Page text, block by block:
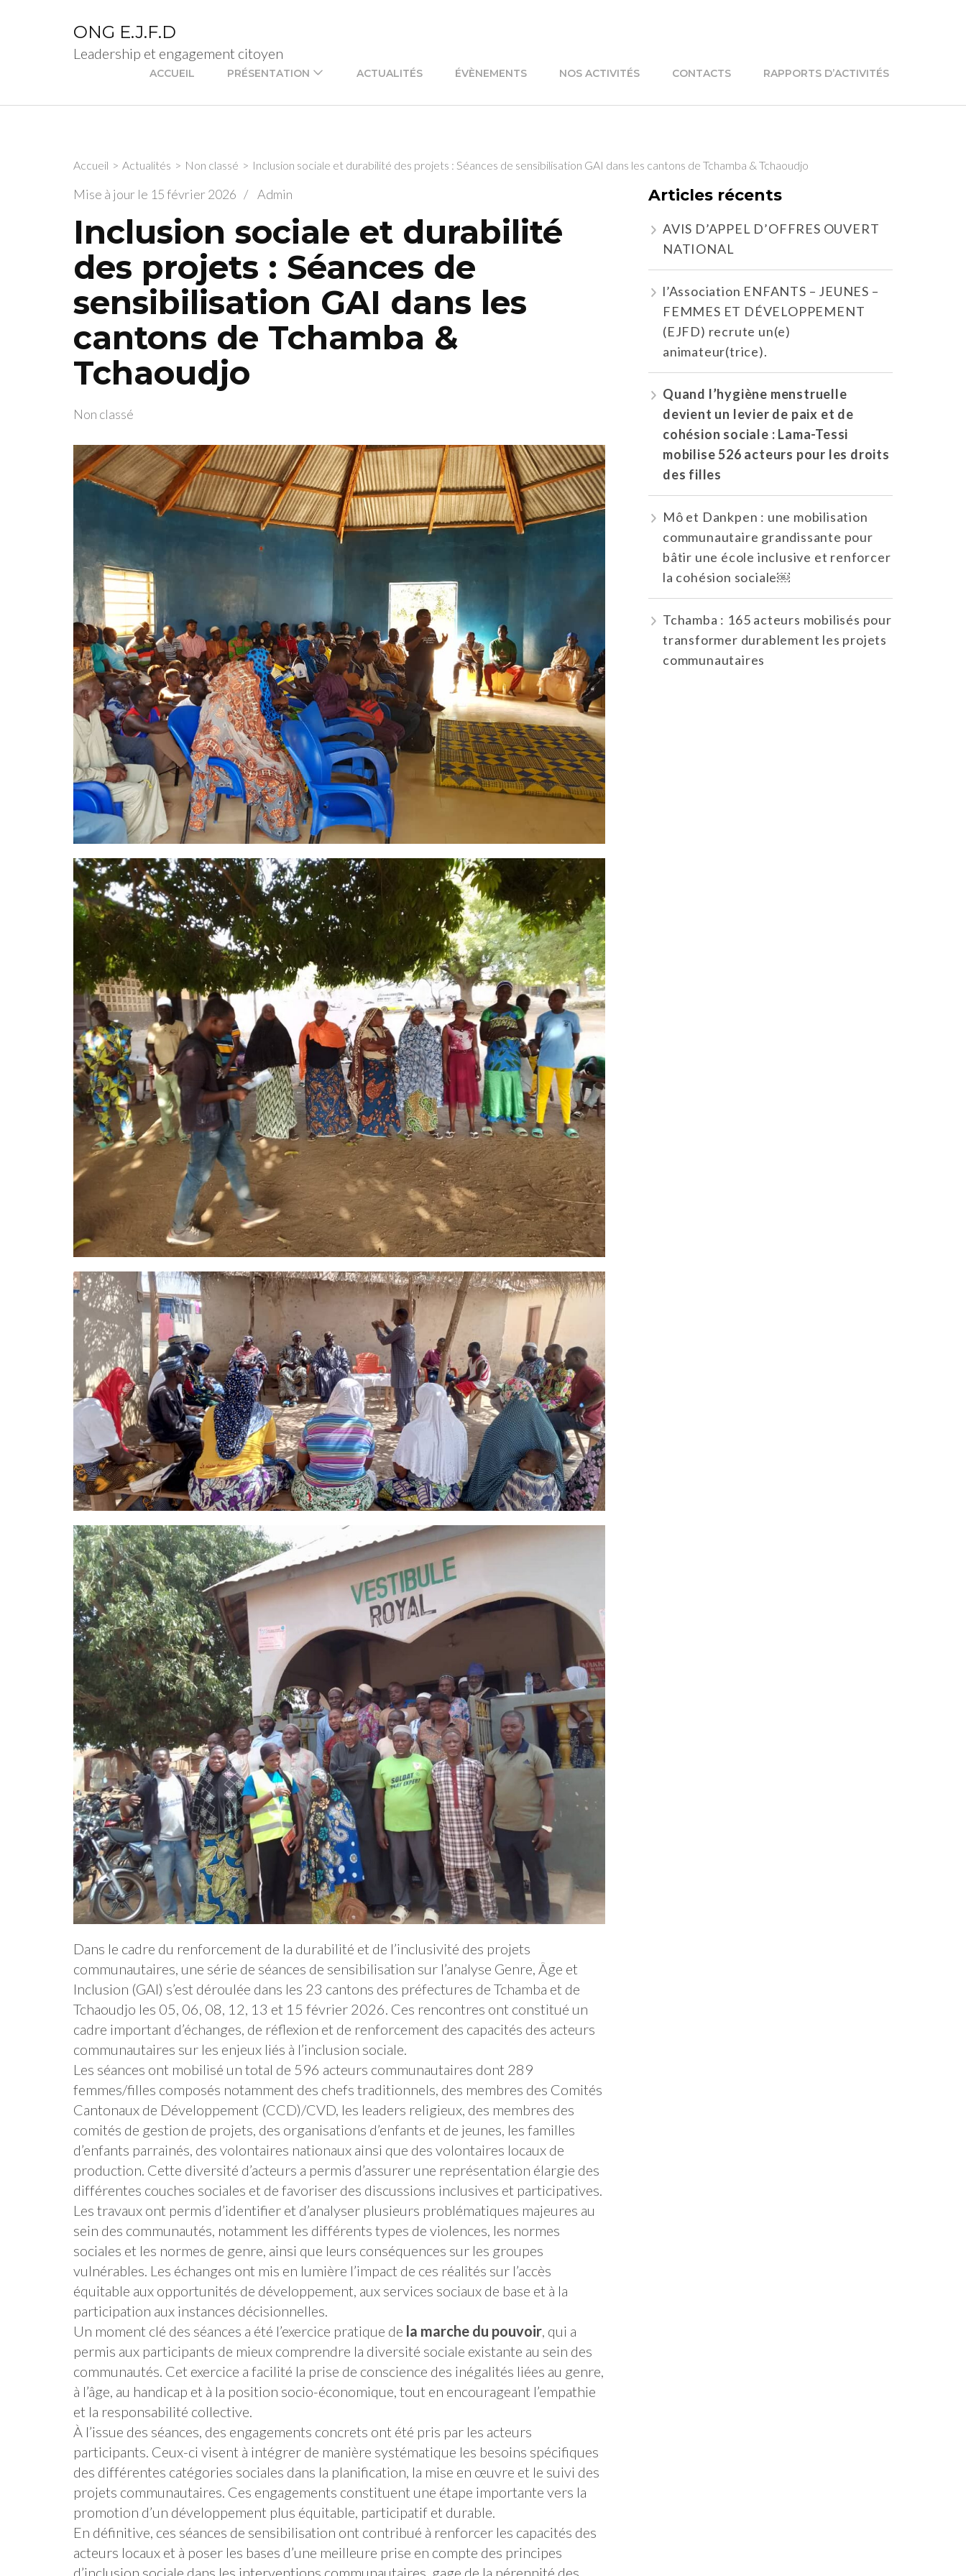
ONG E.J.F.D
Leadership et engagement citoyen
ACCUEIL PRÉSENTATION ACTUALITÉS ÉVÈNEMENTS NOS ACTIVITÉS CONTACTS RAPPORTS D’ACTIVITÉS
Accueil > Actualités > Non classé > Inclusion sociale et durabilité des projets : Séances de sensibilisation GAI dans les cantons de Tchamba & Tchaoudjo
Mise à jour le 15 février 2026 / Admin
Inclusion sociale et durabilité
des projets : Séances de
sensibilisation GAI dans les
cantons de Tchamba &
Tchaoudjo
Non classé
Dans le cadre du renforcement de la durabilité et de l’inclusivité des projets
communautaires, une série de séances de sensibilisation sur l’analyse Genre, Âge et
Inclusion (GAI) s’est déroulée dans les 23 cantons des préfectures de Tchamba et de
Tchaoudjo les 05, 06, 08, 12, 13 et 15 février 2026. Ces rencontres ont constitué un
cadre important d’échanges, de réflexion et de renforcement des capacités des acteurs
communautaires sur les enjeux liés à l’inclusion sociale.
Les séances ont mobilisé un total de 596 acteurs communautaires dont 289
femmes/filles composés notamment des chefs traditionnels, des membres des Comités
Cantonaux de Développement (CCD)/CVD, les leaders religieux, des membres des
comités de gestion de projets, des organisations d’enfants et de jeunes, les familles
d’enfants parrainés, des volontaires nationaux ainsi que des volontaires locaux de
production. Cette diversité d’acteurs a permis d’assurer une représentation élargie des
différentes couches sociales et de favoriser des discussions inclusives et participatives.
Les travaux ont permis d’identifier et d’analyser plusieurs problématiques majeures au
sein des communautés, notamment les différents types de violences, les normes
sociales et les normes de genre, ainsi que leurs conséquences sur les groupes
vulnérables. Les échanges ont mis en lumière l’impact de ces réalités sur l’accès
équitable aux opportunités de développement, aux services sociaux de base et à la
participation aux instances décisionnelles.
Un moment clé des séances a été l’exercice pratique de la marche du pouvoir , qui a
permis aux participants de mieux comprendre la diversité sociale existante au sein des
communautés. Cet exercice a facilité la prise de conscience des inégalités liées au genre,
à l’âge, au handicap et à la position socio-économique, tout en encourageant l’empathie
et la responsabilité collective.
À l’issue des séances, des engagements concrets ont été pris par les acteurs
participants. Ceux-ci visent à intégrer de manière systématique les besoins spécifiques
des différentes catégories sociales dans la planification, la mise en œuvre et le suivi des
projets communautaires. Ces engagements constituent une étape importante vers la
promotion d’un développement plus équitable, participatif et durable.
En définitive, ces séances de sensibilisation ont contribué à renforcer les capacités des
acteurs locaux et à poser les bases d’une meilleure prise en compte des principes
d’inclusion sociale dans les interventions communautaires, gage de la pérennité des
Articles récents
AVIS D’APPEL D’OFFRES OUVERT
NATIONAL
l’Association ENFANTS – JEUNES –
FEMMES ET DÉVELOPPEMENT
(EJFD) recrute un(e)
animateur(trice).
Quand l’hygiène menstruelle
devient un levier de paix et de
cohésion sociale : Lama-Tessi
mobilise 526 acteurs pour les droits
des filles
Mô et Dankpen : une mobilisation
communautaire grandissante pour
bâtir une école inclusive et renforcer
la cohésion sociale￼
Tchamba : 165 acteurs mobilisés pour
transformer durablement les projets
communautaires